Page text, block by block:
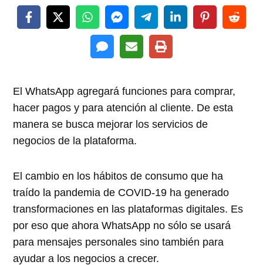
El WhatsApp agregará funciones para comprar,
hacer pagos y para atención al cliente. De esta
manera se busca mejorar los servicios de
negocios de la plataforma.
El cambio en los hábitos de consumo que ha
traído la pandemia de COVID-19 ha generado
transformaciones en las plataformas digitales. Es
por eso que ahora WhatsApp no sólo se usará
para mensajes personales sino también para
ayudar a los negocios a crecer.